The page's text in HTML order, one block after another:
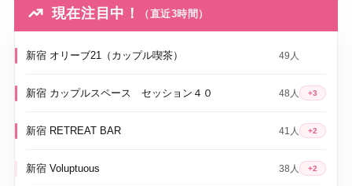
現在注目中！ （直近3時間）
新宿 オリーブ21（カップル喫茶） 49人
新宿 カップルスペース セッション４０ 48人 +3
新宿 RETREAT BAR 41人 +2
新宿 Voluptuous 38人 +2